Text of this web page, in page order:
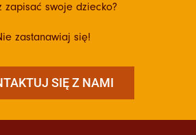
zapisać swoje dziecko?
zastanawiaj się!
SIĘ Z NAMI